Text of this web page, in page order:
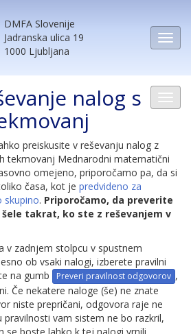
DMFA Slovenije
Jadranska ulica 19
1000 Ljubljana
nalog s
preiskusite v reševanju nalog z
tekmovanj Mednarodni matematični
omejeno, priporočamo pa, da si
časa, kot je predvideno za
skupino. Priporočamo, da preverite
takrat, ko ste z reševanjem v
v zadnjem stolpcu v spustnem
ob vsaki nalogi, izberete pravilni
na gumb
Preveri pravilnost odgovorov ,
Če nekatere naloge (še) ne znate
niste prepričani, odgovora raje ne
pravilnosti vam sistem ne bo razkril,